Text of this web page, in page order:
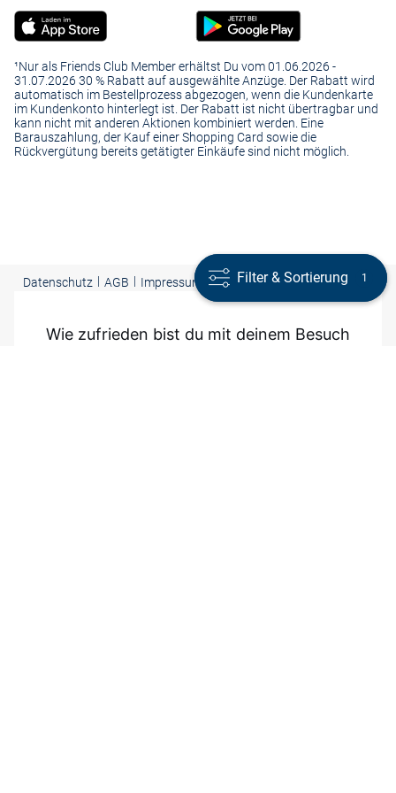
Strickkleider aus dem VAN GRAAF Online Shop sind nicht nur
vielseitig, sondern so bequem, dass man sie ständig tragen möchte.
Deshalb finden Sie bei uns sportliche und elegante Modelle.
Schmale Feinstrick-Modelle mit V-Neck und 3/4 Ärmel ersetzen am
Abend das Etuikleid. Im Business tauschen SieJerseyrockundBluse
gegen ein Strickkleid mit ausgestelltem Rock und Bubikragen. Ob
schlicht oder extravagant, ob rustikal oder feminin - VAN GRAAF hat
Strickkleider für jede Frau und jede Gelegenheit.
¹Nur als Friends Club Member erhältst Du vom 01.06.2026 -
31.07.2026 30 % Rabatt auf ausgewählte Anzüge. Der Rabatt wird
automatisch im Bestellprozess abgezogen, wenn die Kundenkarte
im Kundenkonto hinterlegt ist. Der Rabatt ist nicht übertragbar und
kann nicht mit anderen Aktionen kombiniert werden. Eine
Barauszahlung, der Kauf einer Shopping Card sowie die
Rückvergütung bereits getätigter Einkäufe sind nicht möglich.
Datenschutz | AGB | Impressum | Cookie-Einstellungen | Presse
Barrierefreiheit
Copyright ©2026 VAN GRAAF Alle Rechte vorbehalten
Filter & Sortierung 1
Filter & Sortierung 1
Wie zufrieden bist du mit deinem Besuch